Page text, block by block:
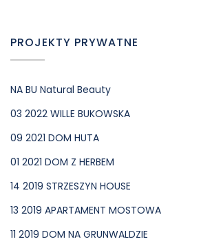
PROJEKTY PRYWATNE
NA BU Natural Beauty
03 2022 WILLE BUKOWSKA
09 2021 DOM HUTA
01 2021 DOM Z HERBEM
14 2019 STRZESZYN HOUSE
13 2019 APARTAMENT MOSTOWA
11 2019 DOM NA GRUNWALDZIE